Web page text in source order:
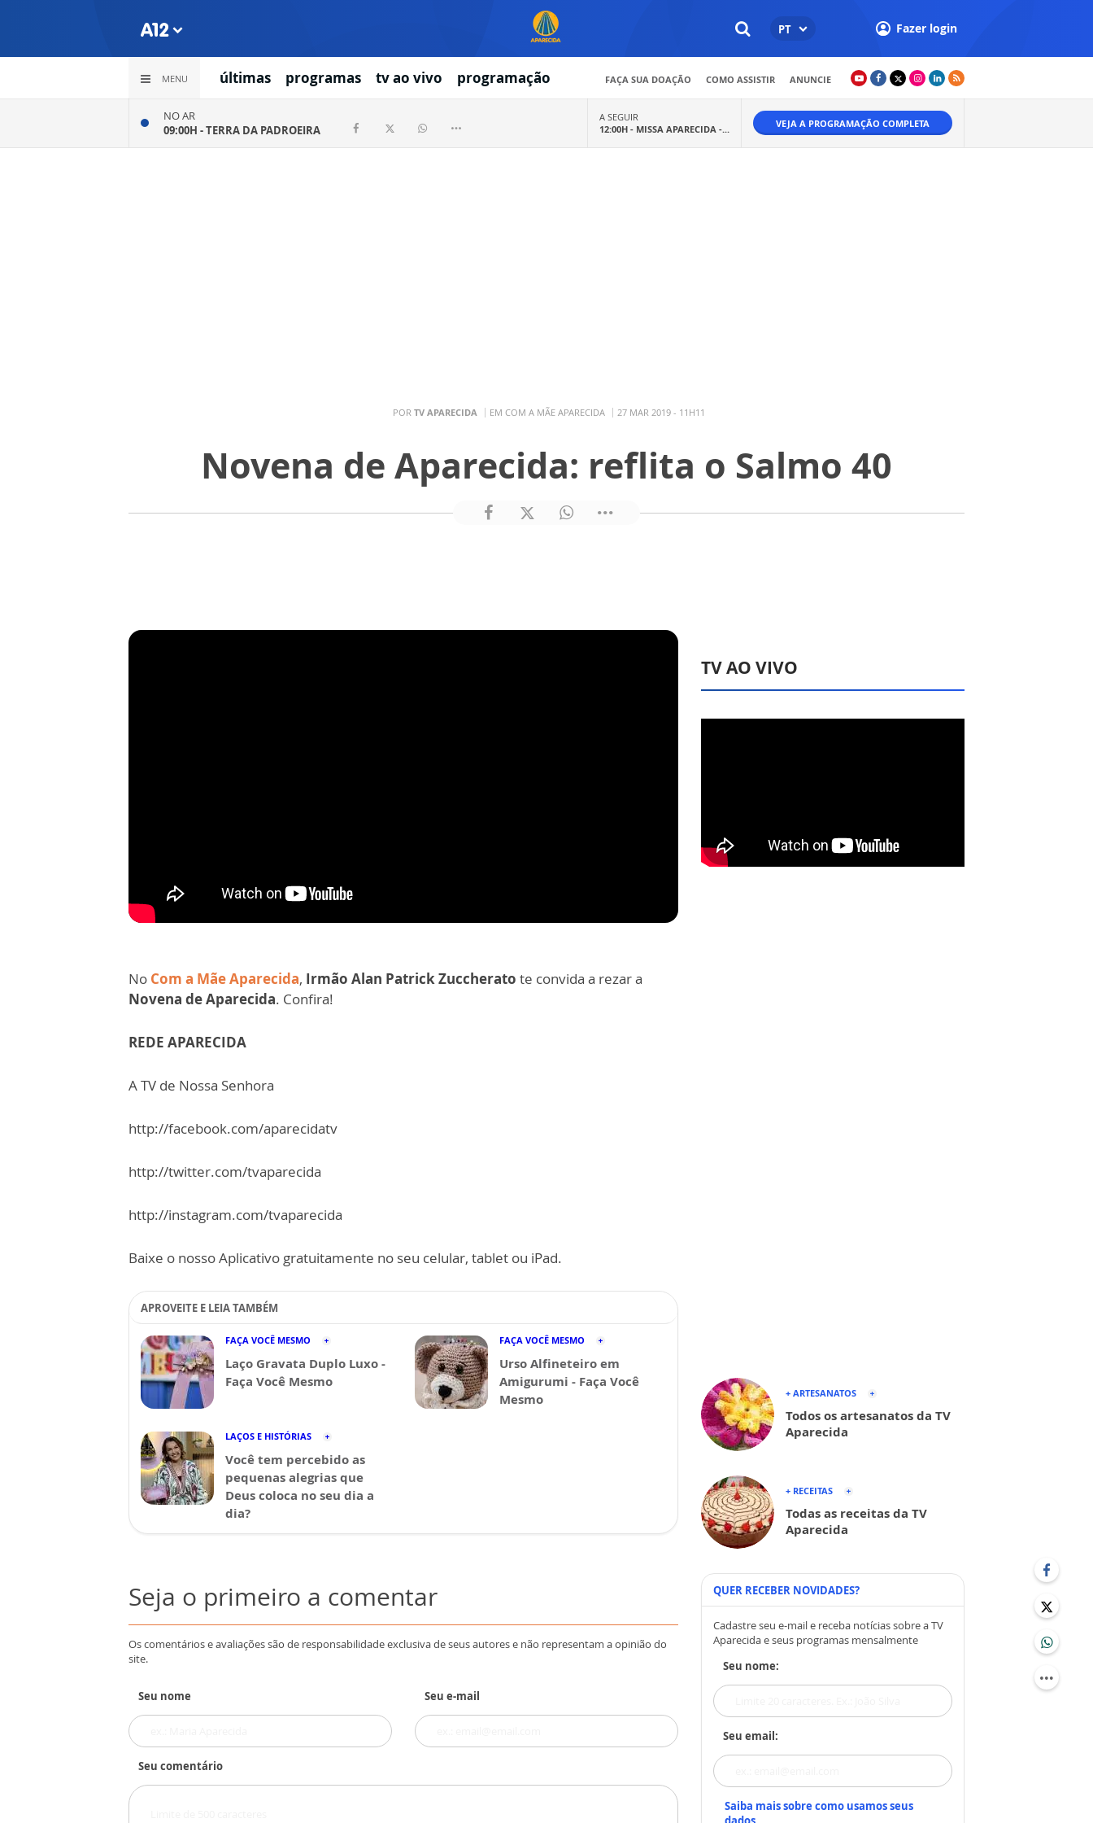
PT Fazer login
MENU últimas programas tv ao vivo programação FAÇA SUA DOAÇÃO COMO ASSISTIR ANUNCIE
NO AR
09:00H -TERRA DA PADROEIRA
A SEGUIR
12:00H - MISSA APARECIDA -... VEJA A PROGRAMAÇÃO COMPLETA
POR TV APARECIDA EM COM A MÃE APARECIDA 27 MAR 2019 - 11H11
Novena de Aparecida: reflita o Salmo 40
No Com a Mãe Aparecida, Irmão Alan Patrick Zuccherato te convida a rezar a
Novena de Aparecida. Confira!
REDE APARECIDA
A TV de Nossa Senhora
http://facebook.com/aparecidatv
http://twitter.com/tvaparecida
http://instagram.com/tvaparecida
Baixe o nosso Aplicativo gratuitamente no seu celular, tablet ou iPad.
APROVEITE E LEIA TAMBÉM
FAÇA VOCÊ MESMO
Laço Gravata Duplo Luxo -
Faça Você Mesmo
FAÇA VOCÊ MESMO
Urso Alfineteiro em
Amigurumi - Faça Você
Mesmo
LAÇOS E HISTÓRIAS
Você tem percebido as
pequenas alegrias que
Deus coloca no seu dia a
dia?
Seja o primeiro a comentar
Os comentários e avaliações são de responsabilidade exclusiva de seus autores e não representam a opinião do
site.
Seu nome Seu e-mail
Seu comentário
TV AO VIVO
+ ARTESANATOS
Todos os artesanatos da TV
Aparecida
+ RECEITAS
Todas as receitas da TV
Aparecida
QUER RECEBER NOVIDADES?
Cadastre seu e-mail e receba notícias sobre a TV
Aparecida e seus programas mensalmente
Seu nome:
Seu email:
Saiba mais sobre como usamos seus